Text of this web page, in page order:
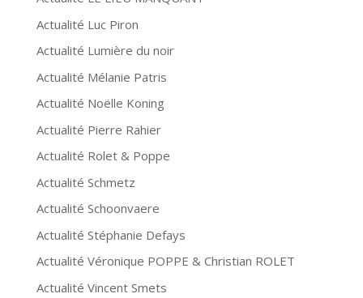
Actualité Luc Piron
Actualité Lumière du noir
Actualité Mélanie Patris
Actualité Noëlle Koning
Actualité Pierre Rahier
Actualité Rolet & Poppe
Actualité Schmetz
Actualité Schoonvaere
Actualité Stéphanie Defays
Actualité Véronique POPPE & Christian ROLET
Actualité Vincent Smets